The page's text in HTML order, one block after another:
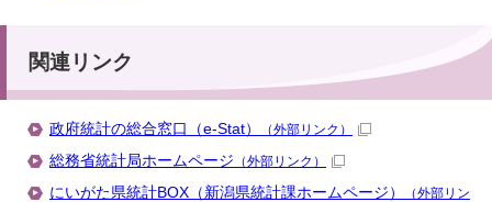
関連リンク
政府統計の総合窓口（e-Stat） （外部リンク）
総務省統計局ホームページ （外部リンク）
にいがた県統計BOX（新潟県統計課ホームページ）
（外部リン